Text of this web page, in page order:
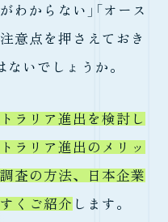
わからない」「オース
意点を押さえておき
ないでしょうか。
ラリア進出を検討し
ラリア進出のメリッ
査の方法、日本企業
くご紹介 します。